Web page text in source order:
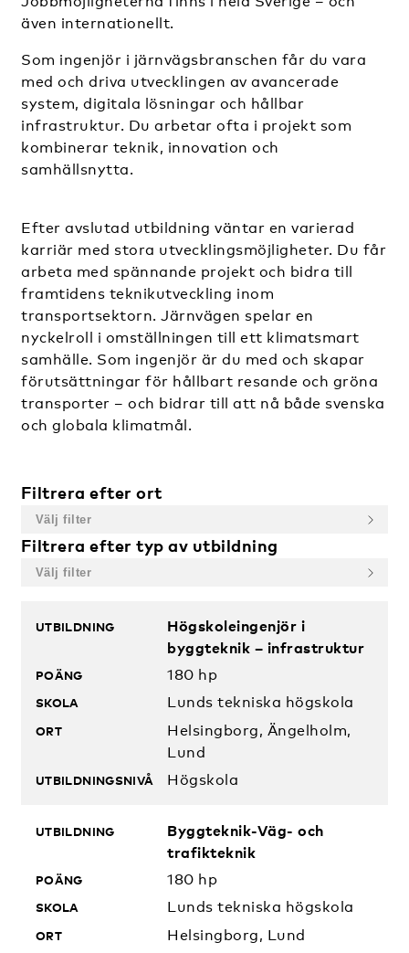
även internationellt.
Som ingenjör i järnvägsbranschen får du vara
med och driva utvecklingen av avancerade
system, digitala lösningar och hållbar
infrastruktur. Du arbetar ofta i projekt som
kombinerar teknik, innovation och
samhällsnytta.
Efter avslutad utbildning väntar en varierad
karriär med stora utvecklingsmöjligheter. Du får
arbeta med spännande projekt och bidra till
framtidens teknikutveckling inom
transportsektorn. Järnvägen spelar en
nyckelroll i omställningen till ett klimatsmart
samhälle. Som ingenjör är du med och skapar
förutsättningar för hållbart resande och gröna
transporter – och bidrar till att nå både svenska
och globala klimatmål.
Filtrera efter ort
Filtrera efter typ av utbildning
Högskoleingenjör i
byggteknik – infrastruktur
180 hp
Lunds tekniska högskola
Helsingborg, Ängelholm,
Lund
Högskola
Byggteknik-Väg- och
trafikteknik
180 hp
Lunds tekniska högskola
Helsingborg, Lund